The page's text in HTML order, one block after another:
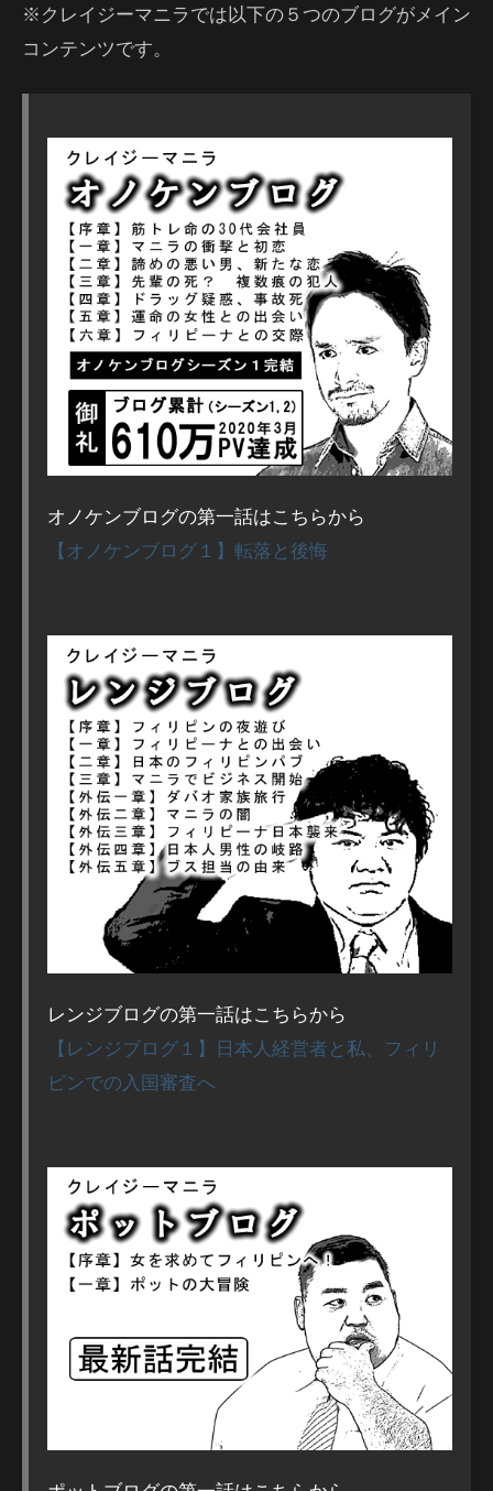
※クレイジーマニラでは以下の５つのブログがメイン
コンテンツです。
オノケンブログの第一話はこちらから
【オノケンブログ１】転落と後悔
レンジブログの第一話はこちらから
【レンジブログ１】日本人経営者と私、フィリ
ピンでの入国審査へ